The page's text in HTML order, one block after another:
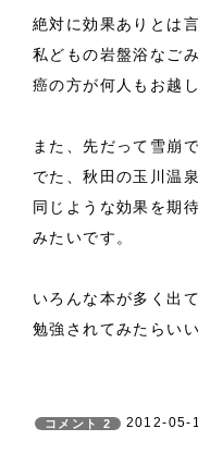
絶対に効果ありとは
私どもの岩盤浴なご
癌の方が何人もお越
また、先だって雪崩
でた、秋田の玉川温
同じような効果を期
みたいです。
いろんな本が多く出
勉強されてみたらい
コメント 2
2012-05-